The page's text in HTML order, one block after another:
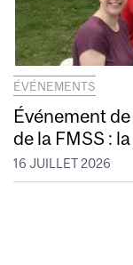
ÉVÉNEMENTS
Événement
de la FMSS :
16 JUILLET 2026